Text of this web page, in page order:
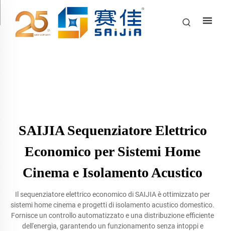
SAIJIA Sequenziatore Elettrico
Economico per Sistemi Home
Cinema e Isolamento Acustico
Il sequenziatore elettrico economico di SAIJIA è ottimizzato per
sistemi home cinema e progetti di isolamento acustico domestico.
Fornisce un controllo automatizzato e una distribuzione efficiente
dell'energia, garantendo un funzionamento senza intoppi e